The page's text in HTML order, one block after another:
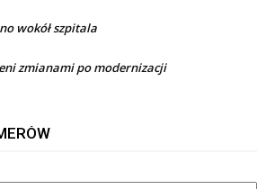
wokół szpitala
zmianami po modernizacji